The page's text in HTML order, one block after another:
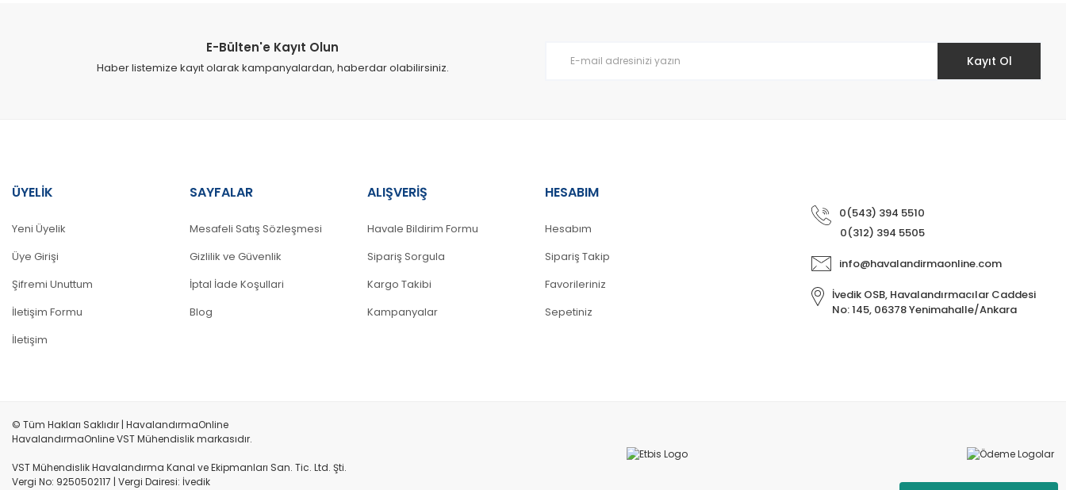
Ürün fiyatı diğer sitelerden daha pahalı.
Gönder
E-Bülten'e Kayıt Olun
Haber listemize kayıt olarak kampanyalardan, haberdar olabilirsiniz. Kayıt Ol
ÜYELİK
Yeni Üyelik
Üye Girişi
Şifremi Unuttum
İletişim Formu
İletişim
SAYFALAR
Mesafeli Satış Sözleşmesi
Gizlilik ve Güvenlik
İptal İade Koşullari
Blog
ALIŞVERİŞ
Havale Bildirim Formu
Sipariş Sorgula
Kargo Takibi
Kampanyalar
HESABIM
Hesabım
Sipariş Takip
Favorileriniz
Sepetiniz
0(543) 394 5510
0(312) 394 5505
info@havalandirmaonline.com
İvedik OSB, Havalandırmacılar Caddesi
No: 145, 06378 Yenimahalle/Ankara
© Tüm Hakları Saklıdır | HavalandırmaOnline
HavalandırmaOnline VST Mühendislik markasıdır.
VST Mühendislik Havalandırma Kanal ve Ekipmanları San. Tic. Ltd. Şti.
Vergi No: 9250502117 | Vergi Dairesi: İvedik